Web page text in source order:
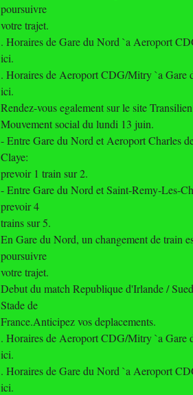
poursuivre
votre trajet.
. Horaires de Gare du Nord `a Aeroport
ici.
. Horaires de Aeroport CDG/Mitry `a Gare
ici.
Rendez-vous egalement sur le site
Mouvement social du lundi 13 juin.
- Entre Gare du Nord et Aeroport Charles
Claye:
prevoir 1 train sur 2.
- Entre Gare du Nord et Saint-Remy-Les-
prevoir 4
trains sur 5.
En Gare du Nord, un changement de train
poursuivre
votre trajet.
Debut du match Republique d'Irlande /
Stade de
France.Anticipez vos deplacements.
. Horaires de Aeroport CDG/Mitry `a Gare
ici.
. Horaires de Gare du Nord `a Aeroport
ici.